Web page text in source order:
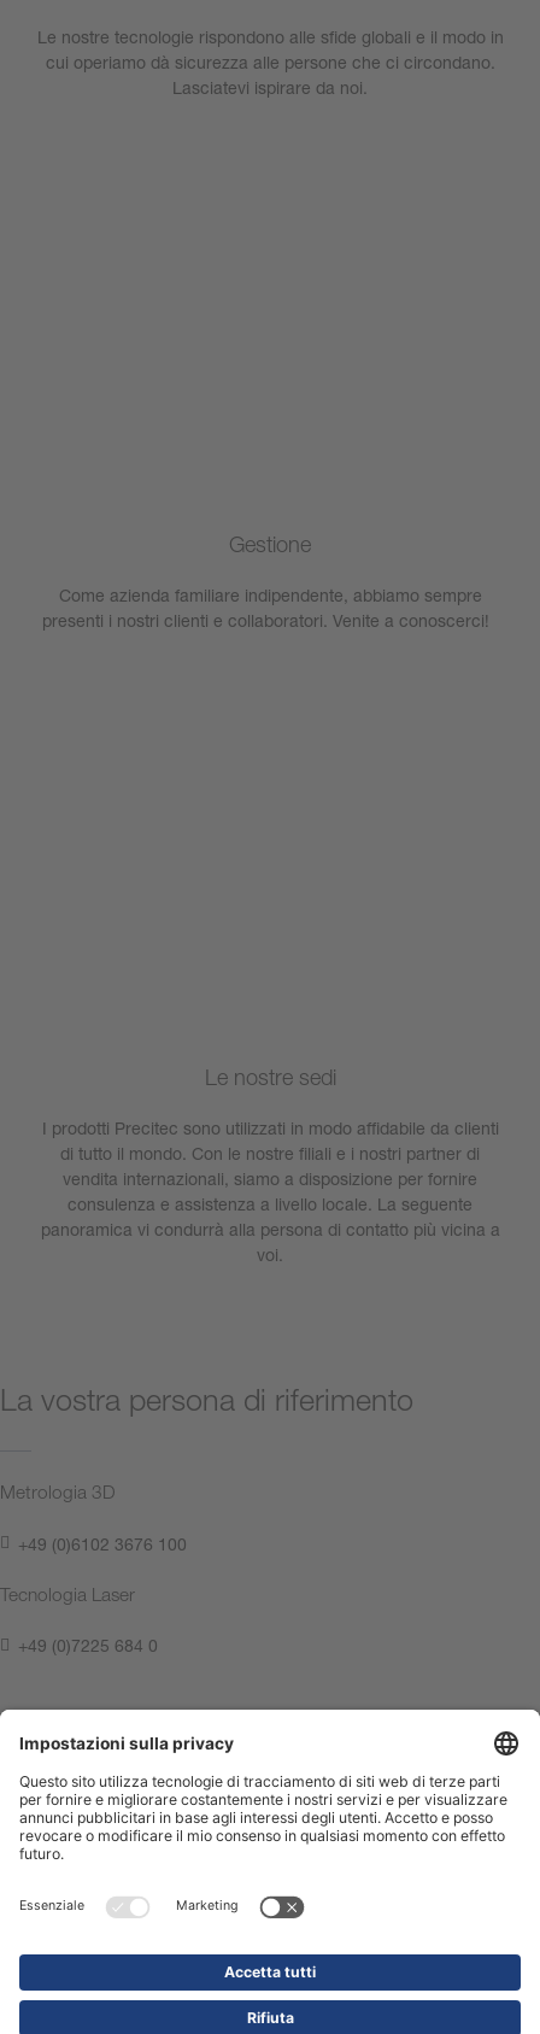
Le nostre tecnologie rispondono alle sfide globali e il modo in
cui operiamo dà sicurezza alle persone che ci circondano.
Lasciatevi ispirare da noi.
Gestione
Come azienda familiare indipendente, abbiamo sempre
presenti i nostri clienti e collaboratori. Venite a conoscerci!
Le nostre sedi
I prodotti Precitec sono utilizzati in modo affidabile da clienti
di tutto il mondo. Con le nostre filiali e i nostri partner di
vendita internazionali, siamo a disposizione per fornire
consulenza e assistenza a livello locale. La seguente
panoramica vi condurrà alla persona di contatto più vicina a
voi.
La vostra persona di riferimento
Metrologia 3D
+49 (0)6102 3676 100
Tecnologia Laser
+49 (0)7225 684 0
Informazioni Legali
Compliance Center
Terms of Use